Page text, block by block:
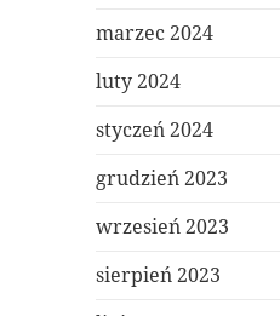
marzec 2024
luty 2024
styczeń 2024
grudzień 2023
wrzesień 2023
sierpień 2023